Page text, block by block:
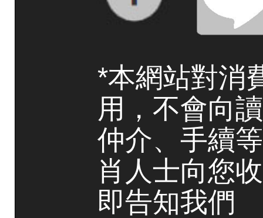
*本網站對消
用，不會向
仲介、手續
肖人士向您
即告知我們